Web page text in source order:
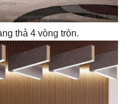
thả 4 vòng tròn.